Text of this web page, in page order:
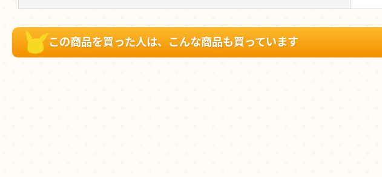
この商品を買った人は、こんな商品も買っています